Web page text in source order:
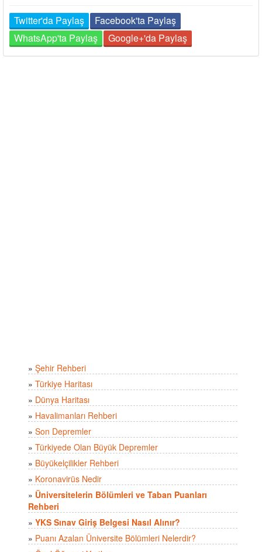
Twitter'da Paylaş
Facebook'ta Paylaş
WhatsApp'ta Paylaş
Google+'da Paylaş
» Şehir Rehberi
» Türkiye Haritası
» Dünya Haritası
» Havalimanları Rehberi
» Son Depremler
» Türkiyede Olan Büyük Depremler
» Büyükelçilikler Rehberi
» Koronavirüs Nedir
» Üniversitelerin Bölümleri ve Taban Puanları
Rehberi
» YKS Sınav Giriş Belgesi Nasıl Alınır?
» Puanı Azalan Üniversite Bölümleri Nelerdir?